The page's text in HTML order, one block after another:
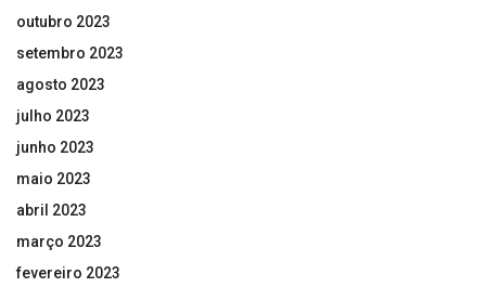
outubro 2023
setembro 2023
agosto 2023
julho 2023
junho 2023
maio 2023
abril 2023
março 2023
fevereiro 2023